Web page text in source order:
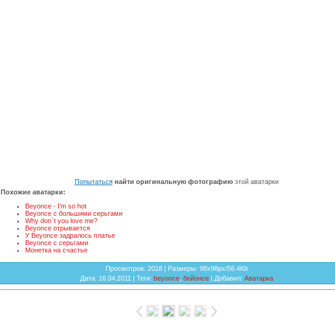
Попытаться найти оригинальную фотографиюэтой аватарки
Похожие аватарки:
Beyonce - I'm so hot
Beyonce с большими серьгами
Why don`t you love me?
Beyonce отрывается
У Beyonce задралось платье
Beyonce с серьгами
Монетка на счастье
Просмотров: 2018 | Размеры: 98x98px/56.4Kb
Дата: 16.04.2011 | Теги: beyonce, бейонсе| Добавил: Аватарка